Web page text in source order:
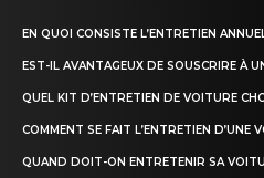
EN QUOI CONSISTE L’ENTRETIEN
EST-IL AVANTAGEUX DE SOUSCRIRE À
QUEL KIT D’ENTRETIEN DE VOITURE
COMMENT SE FAIT L’ENTRETIEN D’UNE
QUAND DOIT-ON ENTRETENIR SA